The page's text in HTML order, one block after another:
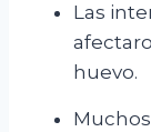
Las
huevo.